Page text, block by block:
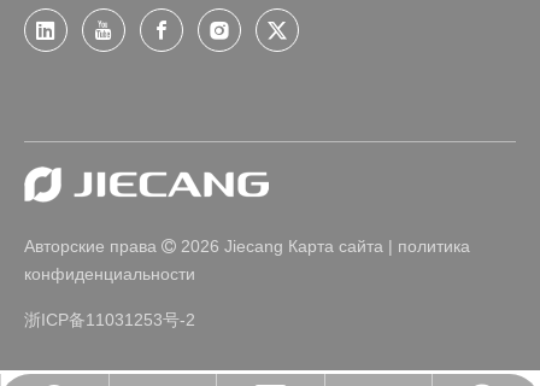
Авторские права  2026 Jiecang Карта сайта | политика
конфиденциальности
浙ICP备11031253号-2